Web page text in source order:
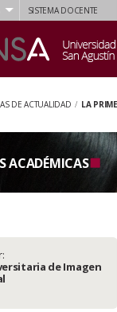
SISTEMA DOCENTE
DE ACTUALIDAD / LA
ACADÉMICAS
de Imagen